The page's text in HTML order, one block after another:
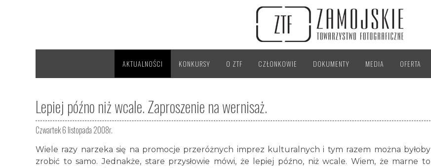
AKTUALNOŚCI KONKURSY O ZTF CZŁONKOWIE DOKUMENTY MEDIA OFERTA
Lepiej późno niż wcale. Zaproszenie na wernisaż.
Czwartek 6 listopada 2008r.
Wiele razy narzeka się na promocje przeróżnych imprez kulturalnych i tym razem można byłoby
zrobić to samo. Jednakże, stare przysłowie mówi, że lepiej późno, niż wcale. Wiem, że marne to